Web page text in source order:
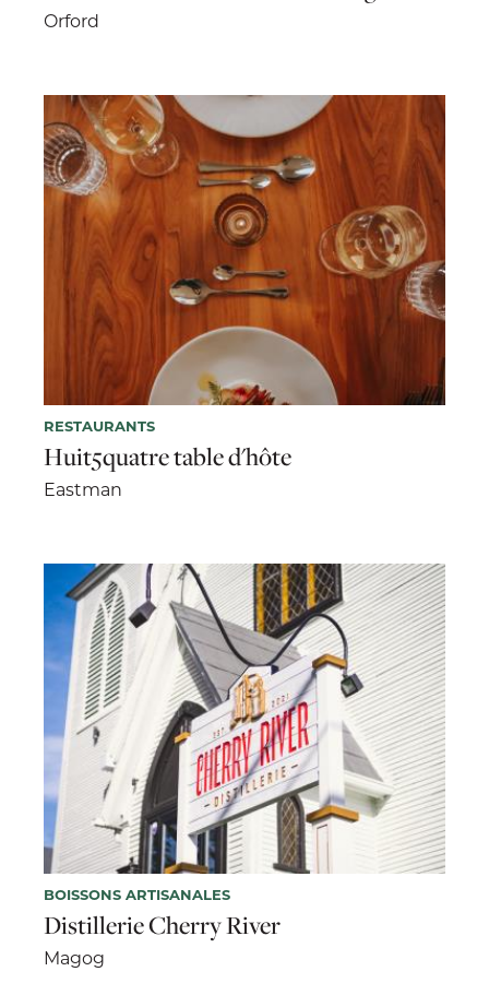
Orford
RESTAURANTS
Huit5quatre table d'hôte
Eastman
BOISSONS ARTISANALES
Distillerie Cherry River
Magog